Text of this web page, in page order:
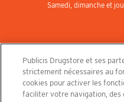
Samedi, dimanche et
Rejoignez-nous
Nous recrutons pour les boutiques,
Publicis Drugstore et ses
strictement nécessaires au
cookies pour activer les
faciliter votre navigation, des